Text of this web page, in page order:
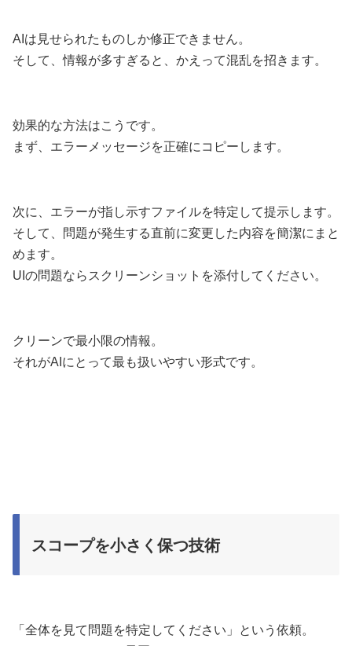
AIは見せられたものしか修正できません。
そして、情報が多すぎると、かえって混乱を招きます。
効果的な方法はこうです。
まず、エラーメッセージを正確にコピーします。
次に、エラーが指し示すファイルを特定して提示します。
そして、問題が発生する直前に変更した内容を簡潔にまと
めます。
UIの問題ならスクリーンショットを添付してください。
クリーンで最小限の情報。
それがAIにとって最も扱いやすい形式です。
スコープを小さく保つ技術
「全体を見て問題を特定してください」という依頼。